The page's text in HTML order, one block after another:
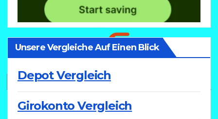
Unsere Vergleiche Auf Einen Blick
Depot Vergleich
Girokonto Vergleich